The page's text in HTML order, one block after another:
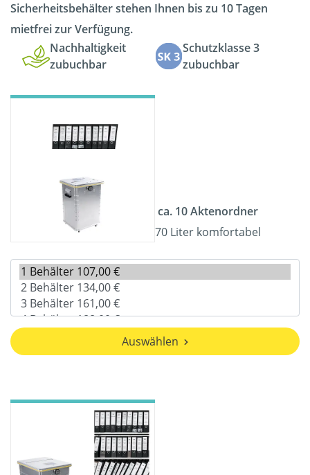
Sicherheitsbehälter stehen Ihnen bis zu 10 Tagen
mietfrei zur Verfügung.
Nachhaltigkeit
zubuchbar
Schutzklasse 3
zubuchbar
ca. 10 Aktenordner
70 Liter komfortabel
Auswählen